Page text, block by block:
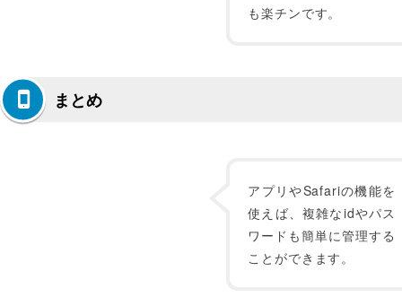
も楽チンです。
まとめ
アプリやSafariの機能を
使えば、複雑なidやパス
ワードも簡単に管理する
ことができます。